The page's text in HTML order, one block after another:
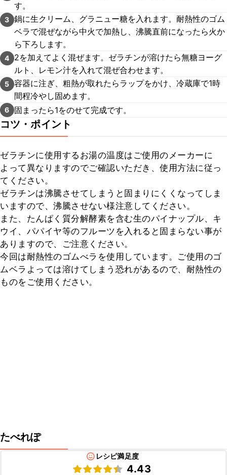
す。
3 鍋に生クリーム、グラニュー糖を入れます。耐熱性のゴム
ベラで混ぜながら中火で加熱し、沸騰直前になったら火か
ら下ろします。
4
2を加えてよく混ぜます。ゼラチンが溶けたら無糖ヨーグ
ルト、レモン汁を入れて混ぜ合わせます。
5 容器に注ぎ、粗熱が取れたらラップをかけ、冷蔵庫で1時
間程冷やし固めます。
6 固まったら1をのせて完成です。
コツ・ポイント
ゼラチンに使用するお湯の温度はご使用のメーカーに
よって異なりますのでご確認いただき、使用方法に従っ
てください。
ゼラチンは沸騰させてしまうと固まりにくくなってしま
いますので、沸騰させない様注意してください。
また、たんぱく質分解酵素を含む生のパイナップル、キ
ウイ、パパイヤ等のフルーツを入れると固まらない事が
ありますので、ご注意ください。
今回は耐熱性のゴムべラを使用しています。ご使用のゴ
ムベラよっては溶けてしまう恐れがあるので、耐熱性の
ものをご使用ください。
たべれぽ
レシピ満足度
4.43